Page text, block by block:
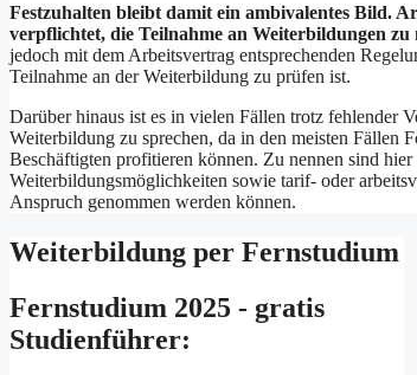
Festzuhalten bleibt damit ein ambivalentes Bild.
verpflichtet, die Teilnahme an Weiterbildungen zu
jedoch mit dem Arbeitsvertrag entsprechenden
Teilnahme an der Weiterbildung zu prüfen ist.
Darüber hinaus ist es in vielen Fällen trotz fehlender
Weiterbildung zu sprechen, da in den meisten Fällen
Beschäftigten profitieren können. Zu nennen sind
Weiterbildungsmöglichkeiten sowie tarif- oder
Anspruch genommen werden können.
Weiterbildung per Fernstudium
Fernstudium 2025 - gratis
Studienführer: